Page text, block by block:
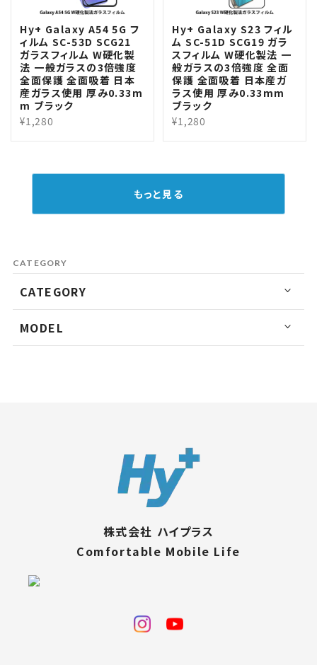
Hy+ Galaxy A54 5G フ
ィルム SC-53D SCG21
ガラスフィルム W硬化製
法 一般ガラスの3倍強度
全面保護 全面吸着 日本
産ガラス使用 厚み0.33m
m ブラック
¥1,280
Hy+ Galaxy S23 フィル
ム SC-51D SCG19 ガラ
スフィルム W硬化製法 一
般ガラスの3倍強度 全面
保護 全面吸着 日本産ガ
ラス使用 厚み0.33mm
ブラック
¥1,280
もっと見る
CATEGORY
CATEGORY
MODEL
株式会社 ハイプラス
Comfortable Mobile Life